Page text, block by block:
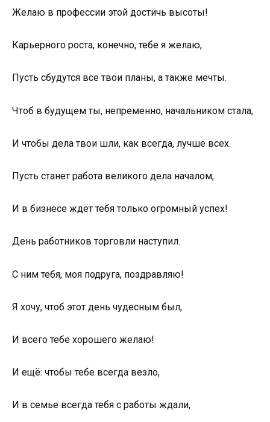
Желаю в профессии этой достичь высоты!
Карьерного роста, конечно, тебе я желаю,
Пусть сбудутся все твои планы, а также мечты.
Чтоб в будущем ты, непременно, начальником стала,
И чтобы дела твои шли, как всегда, лучше всех.
Пусть станет работа великого дела началом,
И в бизнесе ждёт тебя только огромный успех!
День работников торговли наступил.
С ним тебя, моя подруга, поздравляю!
Я хочу, чтоб этот день чудесным был,
И всего тебе хорошего желаю!
И ещё: чтобы тебе всегда везло,
И в семье всегда тебя с работы ждали,